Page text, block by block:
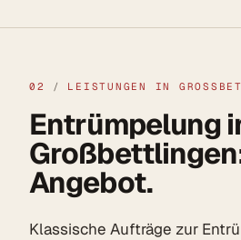
02 / LEISTUNGEN IN
Entrümpelung
Angebot.
Klassische Aufträge zur